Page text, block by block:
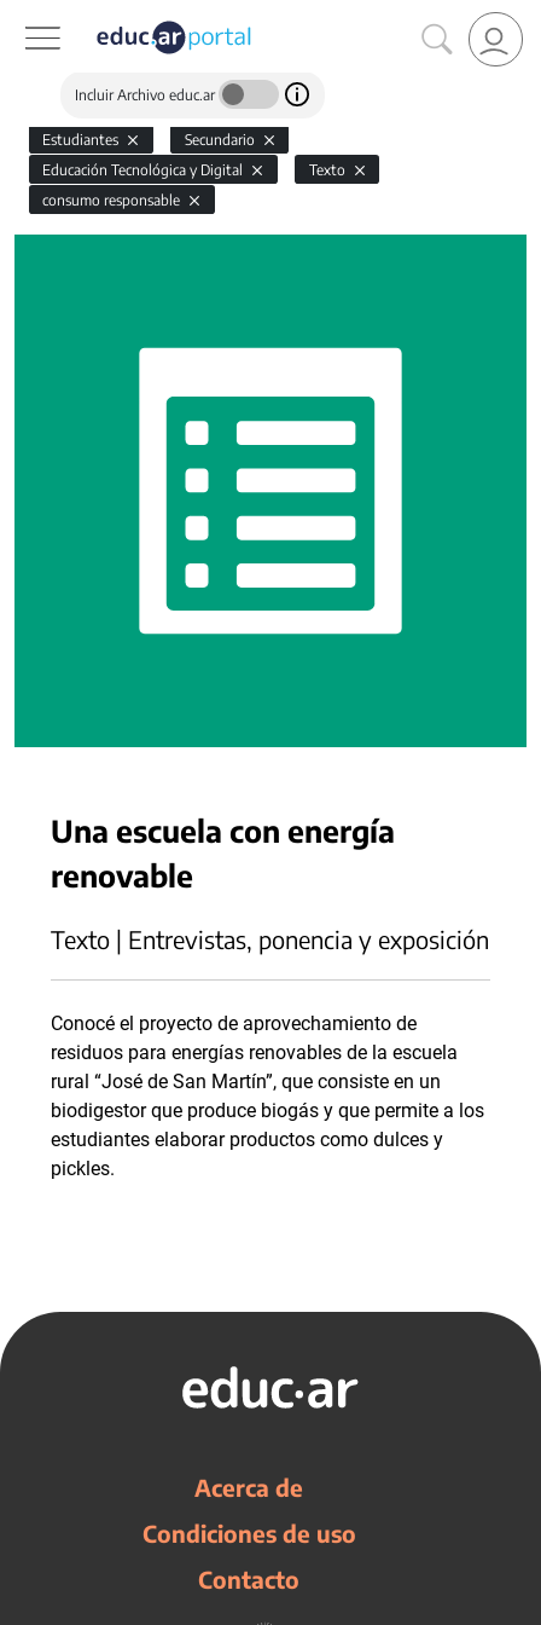
Incluir Archivo educ.ar
Estudiantes
Secundario
Educación Tecnológica y Digital
Texto
consumo responsable
Una escuela con energía
renovable
Texto | Entrevistas, ponencia y exposición
Conocé el proyecto de aprovechamiento de
residuos para energías renovables de la escuela
rural “José de San Martín”, que consiste en un
biodigestor que produce biogás y que permite a los
estudiantes elaborar productos como dulces y
pickles.
Acerca de
Condiciones de uso
Contacto